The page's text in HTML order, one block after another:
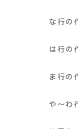
な行の
は行の
ま行の
や〜わ